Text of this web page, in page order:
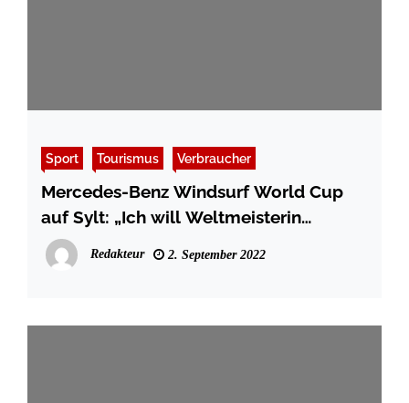
Sport Tourismus Verbraucher
Mercedes-Benz Windsurf World Cup
auf Sylt: „Ich will Weltmeisterin
werden! Wenn nicht jetzt, wann dann?“
Redakteur 2. September 2022